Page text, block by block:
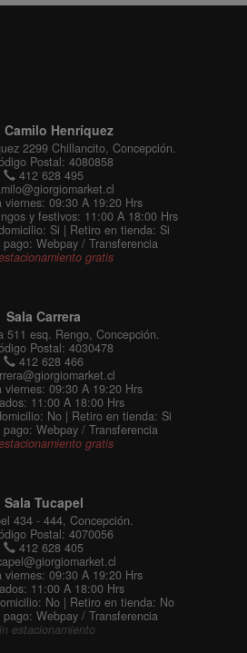
Camilo Henríquez
2299 Chillancito, Concepción.
Postal: 4080858
412 628 495
09:30 A 19:20 Hrs
y festivos: 11:00 A 18:00 Hrs
Si | Retiro en tienda: Si
Webpay / Transferencia
gratis
Sala Carrera
511 esq. Rengo, Concepción.
Postal: 4030478
412 628 466
09:30 A 19:20 Hrs
11:00 A 18:00 Hrs
No | Retiro en tienda: Si
Webpay / Transferencia
gratis
Sala Tucapel
434 - 444, Concepción.
Postal: 4070056
412 628 405
09:30 A 19:20 Hrs
11:00 A 18:00 Hrs
No | Retiro en tienda: No
Webpay / Transferencia
estacionamiento